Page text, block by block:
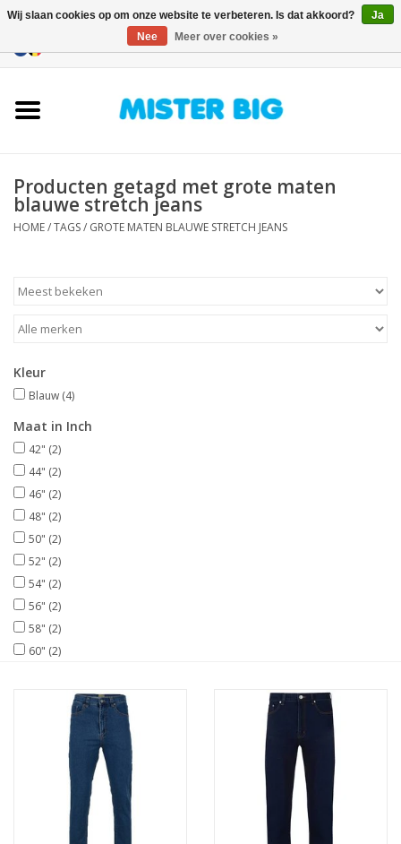
Onze Winkel
BLOGS
Merken
Producten getagd met grote maten
blauwe stretch jeans
HOME/TAGS/ GROTE MATEN BLAUWE STRETCH JEANS
Kleur
Blauw (4)
Maat in Inch
42" (2)
44" (2)
46" (2)
48" (2)
50" (2)
52" (2)
54" (2)
56" (2)
58" (2)
60" (2)
Wij slaan cookies op om onze website te verbeteren. Is dat akkoord?
Ja
Nee
Meer over cookies »